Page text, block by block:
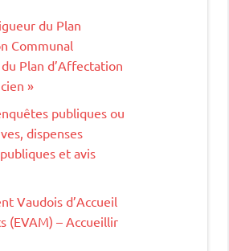
du Plan
Communal
Plan d’Affectation
»
publiques ou
dispenses
et avis
Vaudois d’Accueil
(EVAM) – Accueillir